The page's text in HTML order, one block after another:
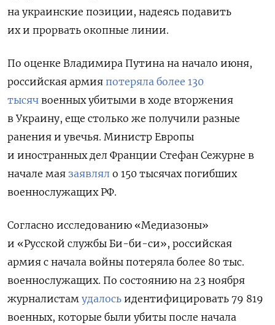
на украинские позиции, надеясь подавить
их и прорвать окопные линии.
По оценке Владимира Путина на начало июня,
российская армия потеряла более 130
тысяч военных убитыми в ходе вторжения
в Украину, еще столько же получили разные
ранения и увечья. Министр Европы
и иностранных дел Франции Стефан Сежурне в
начале мая заявлял о 150 тысячах погибших
военнослужащих РФ.
Согласно исследованию «Медиазоны»
и «Русской службы Би-би-си», российская
армия с начала войны потеряла более 80 тыс.
военнослужащих. По состоянию на 23 ноября
журналистам удалось идентифицировать 79 819
военных, которые были убиты после начала